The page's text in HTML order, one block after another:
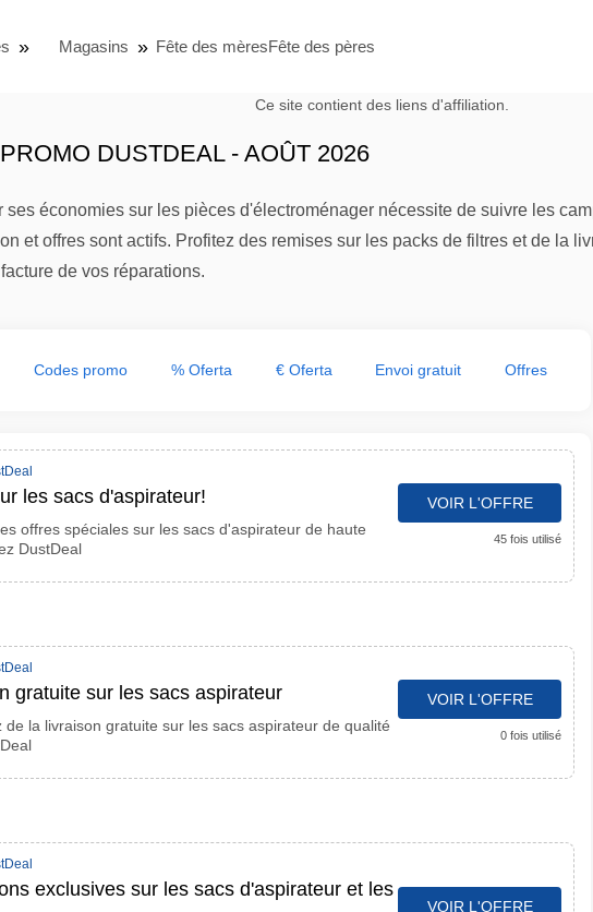
Magasins Fête des mèresFête des pères
Ce site contient des liens d'affiliation.
DUSTDEAL - AOÛT 2026
ses économies sur les pièces d'électroménager nécessite de suivre les
et offres sont actifs. Profitez des remises sur les packs de filtres et de la
de vos réparations.
Codes promo % Oferta € Oferta Envoi gratuit Offres
les sacs d'aspirateur!
offres spéciales sur les sacs d'aspirateur de haute
DustDeal
VOIR L'OFFRE
45 fois utilisé
gratuite sur les sacs aspirateur
de la livraison gratuite sur les sacs aspirateur de qualité
VOIR L'OFFRE
0 fois utilisé
exclusives sur les sacs d'aspirateur et les
VOIR L'OFFRE